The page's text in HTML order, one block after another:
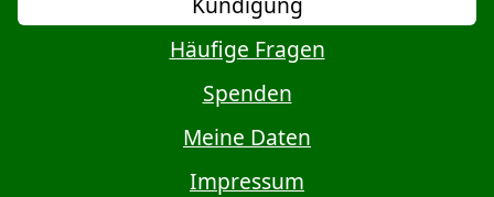
Häufige Fragen
Spenden
Meine Daten
Impressum